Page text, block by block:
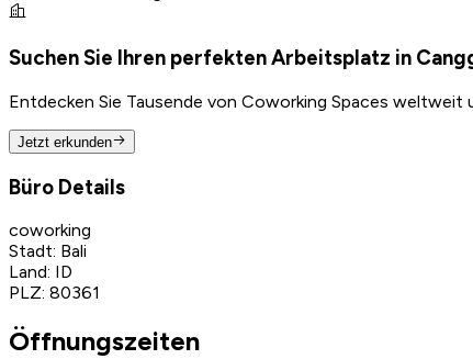
Suchen Sie Ihren perfekten Arbeitsplatz in
Entdecken Sie Tausende von Coworking Spaces weltweit
Jetzt erkunden
Büro Details
coworking
Stadt: Bali
Land: ID
PLZ: 80361
Öffnungszeiten